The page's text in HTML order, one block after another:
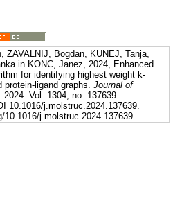
ZAVALNIJ, Bogdan, KUNEJ, Tanja,
in KONC, Janez, 2024, Enhanced
for identifying highest weight k-
protein-ligand graphs. Journal of
2024. Vol. 1304, no. 137639.
10.1016/j.molstruc.2024.137639.
j.molstruc.2024.137639